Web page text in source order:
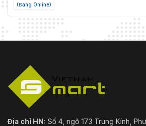
(Đang Online)
Địa chỉ HN: Số 4, ngõ 173 Trung Kính,